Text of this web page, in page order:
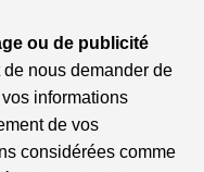
ou de publicité
nous demander de
informations
de vos
considérées comme